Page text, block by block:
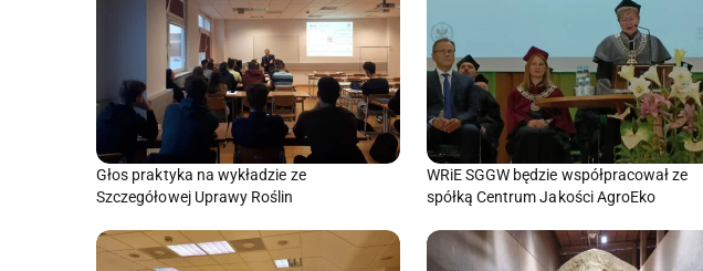
Głos praktyka na wykładzie ze
Szczegółowej Uprawy Roślin
WRiE SGGW będzie współpracował ze
spółką Centrum Jakości AgroEko